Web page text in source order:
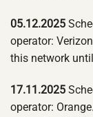
05.12.2025
operator:
this network
17.11.2025
operator: